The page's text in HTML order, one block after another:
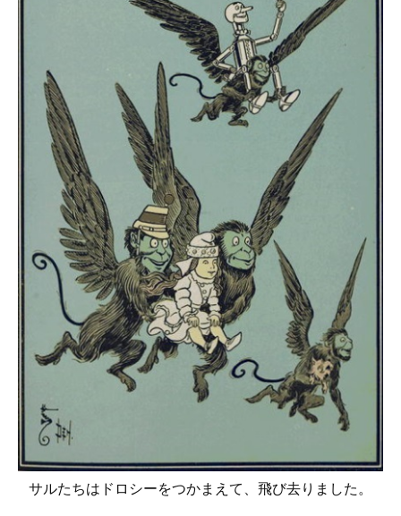
サルたちはドロシーをつかまえて、飛び去りました。